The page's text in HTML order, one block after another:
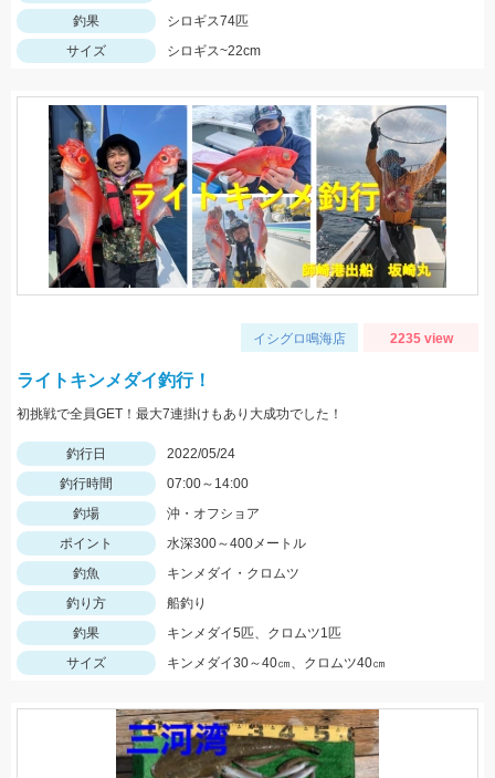
釣果
シロギス74匹
サイズ
シロギス~22cm
イシグロ鳴海店 2235 view
ライトキンメダイ釣行！
初挑戦で全員GET！最大7連掛けもあり大成功でした！
釣行日
2022/05/24
釣行時間
07:00～14:00
釣場
沖・オフショア
ポイント
水深300～400メートル
釣魚
キンメダイ・クロムツ
釣り方
船釣り
釣果
キンメダイ5匹、クロムツ1匹
サイズ
キンメダイ30～40㎝、クロムツ40㎝